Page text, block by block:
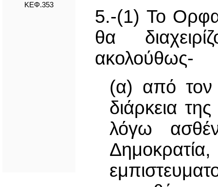
ΚΕΦ.353
5.-(1) Το
θα
ακολούθως-
(α) από τον
διάρκεια
λόγω